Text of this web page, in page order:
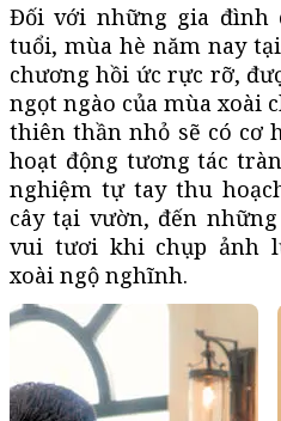
Đối với những gia đình
tuổi, mùa hè năm nay
chương hồi ức rực rỡ,
ngọt ngào của mùa xoài
thiên thần nhỏ sẽ có cơ
hoạt động tương tác
nghiệm tự tay thu
cây tại vườn, đến
vui tươi khi chụp ảnh
xoài ngộ nghĩnh.